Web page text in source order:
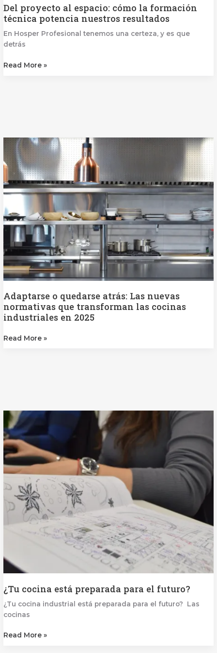
Del proyecto al espacio: cómo la formación
técnica potencia nuestros resultados
En Hosper Profesional tenemos una certeza, y es que
detrás
Read More »
Adaptarse o quedarse atrás: Las nuevas
normativas que transforman las cocinas
industriales en 2025
o
quedarse
atrás:
Las
nuevas
normativas
que
transforman
las
cocinas
industriales
en
2025
Read More »
¿Tu cocina está preparada para el futuro?
¿Tu cocina industrial está preparada para el futuro? Las
cocinas
cocina
está
preparada
para
el
futuro?
Read More »